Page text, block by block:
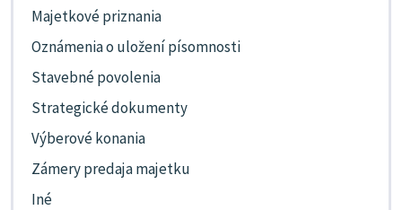
Majetkové priznania
Oznámenia o uložení písomnosti
Stavebné povolenia
Strategické dokumenty
Výberové konania
Zámery predaja majetku
Iné